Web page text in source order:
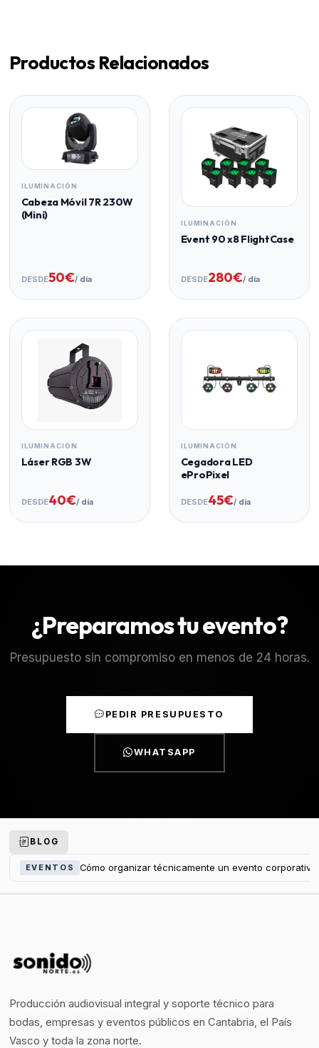
Productos Relacionados
ILUMINACIÓN
Cabeza Móvil 7R 230W
(Mini)
DESDE50€/ día
ILUMINACIÓN
Event 90 x8 FlightCase
DESDE280€/ día
ILUMINACIÓN
Láser RGB 3W
DESDE40€/ día
ILUMINACIÓN
Cegadora LED
eProPixel
DESDE45€/ día
¿Preparamos tu evento?
Presupuesto sin compromiso en menos de 24 horas.
PEDIR PRESUPUESTO
WHATSAPP
BLOG
EVENTOS Cómo organizar técnicamente un evento
Producción audiovisual integral y soporte técnico para
bodas, empresas y eventos públicos en Cantabria, el País
Vasco y toda la zona norte.